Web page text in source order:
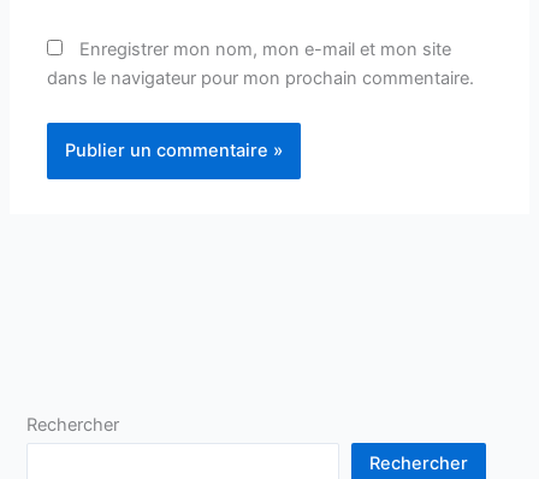
Enregistrer mon nom, mon e-mail et mon site
dans le navigateur pour mon prochain commentaire.
Rechercher
Rechercher